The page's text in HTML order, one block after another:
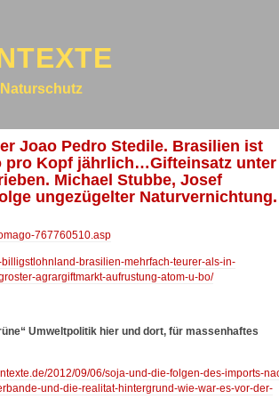
Joao Pedro Stedile. Brasilien ist
pro Kopf jährlich…Gifteinsatz unter
Michael Stubbe, Josef
ungezügelter Naturvernichtung.
767760510.asp
brasilien-mehrfach-teurer-als-in-
agrargiftmarkt-aufrustung-atom-u-bo/
Umweltpolitik hier und dort, für massenhaftes
2012/09/06/soja-und-die-folgen-des-imports-
und-die-realitat-hintergrund-wie-war-es-vor-der-